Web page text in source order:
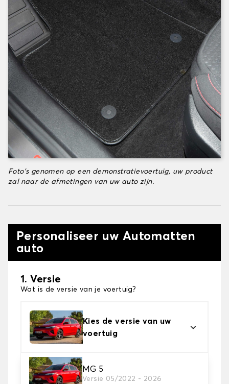
Foto's genomen op een demonstratievoertuig, uw product
zal naar de afmetingen van uw auto zijn.
Personaliseer uw Automatten
auto
1. Versie
Wat is de versie van je voertuig?
Kies de versie van uw
voertuig
MG 5
Versie 05/2022 - 2026
2. Materiaal
Kies het materiaal van uw automatten